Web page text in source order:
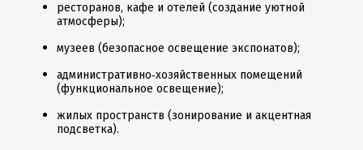
ресторанов, кафе и отелей (создание уютной
атмосферы);
музеев (безопасное освещение экспонатов);
административно‑хозяйственных помещений
(функциональное освещение);
жилых пространств (зонирование и акцентная
подсветка).